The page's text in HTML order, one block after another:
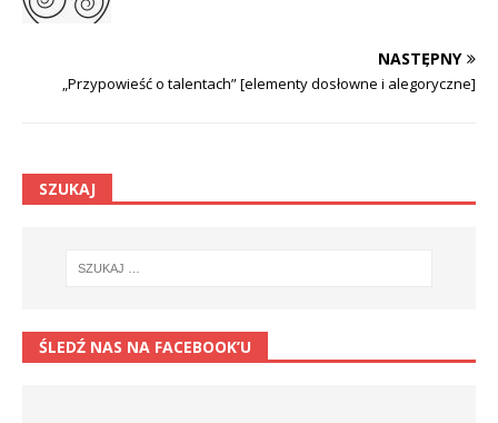
NASTĘPNY
„Przypowieść o talentach” [elementy dosłowne i alegoryczne]
SZUKAJ
ŚLEDŹ NAS NA FACEBOOK’U